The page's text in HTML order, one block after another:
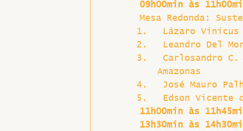
09h00min às
Mesa Redonda:
Lázaro
Leandro Del
Carlosandro C.
Amazonas
José Mauro
Edson Vicente
11h00min às
13h30min às